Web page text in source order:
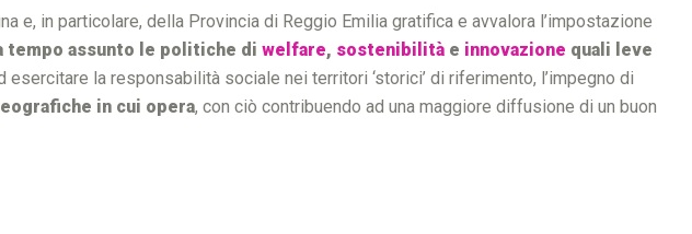
in particolare, della Provincia di Reggio Emilia gratifica e avvalora l’impostazione
tempo assunto le politiche di welfare, sostenibilità e innovazione quali leve
la responsabilità sociale nei territori ‘storici’ di riferimento, l’impegno di
in cui opera, con ciò contribuendo ad una maggiore diffusione di un buon